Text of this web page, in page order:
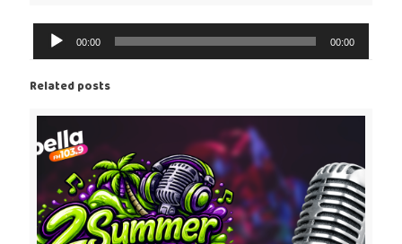
Reproductor
00:00 00:00
Related posts